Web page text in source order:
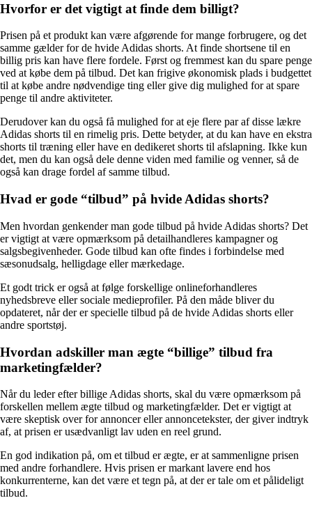
Hvorfor er det vigtigt at finde dem billigt?
Prisen på et produkt kan være afgørende for mange forbrugere, og det
samme gælder for de hvide Adidas shorts. At finde shortsene til en
billig pris kan have flere fordele. Først og fremmest kan du spare penge
ved at købe dem på tilbud. Det kan frigive økonomisk plads i budgettet
til at købe andre nødvendige ting eller give dig mulighed for at spare
penge til andre aktiviteter.
Derudover kan du også få mulighed for at eje flere par af disse lækre
Adidas shorts til en rimelig pris. Dette betyder, at du kan have en ekstra
shorts til træning eller have en dedikeret shorts til afslapning. Ikke kun
det, men du kan også dele denne viden med familie og venner, så de
også kan drage fordel af samme tilbud.
Hvad er gode “tilbud” på hvide Adidas shorts?
Men hvordan genkender man gode tilbud på hvide Adidas shorts? Det
er vigtigt at være opmærksom på detailhandleres kampagner og
salgsbegivenheder. Gode tilbud kan ofte findes i forbindelse med
sæsonudsalg, helligdage eller mærkedage.
Et godt trick er også at følge forskellige onlineforhandleres
nyhedsbreve eller sociale medieprofiler. På den måde bliver du
opdateret, når der er specielle tilbud på de hvide Adidas shorts eller
andre sportstøj.
Hvordan adskiller man ægte “billige” tilbud fra
marketingfælder?
Når du leder efter billige Adidas shorts, skal du være opmærksom på
forskellen mellem ægte tilbud og marketingfælder. Det er vigtigt at
være skeptisk over for annoncer eller annoncetekster, der giver indtryk
af, at prisen er usædvanligt lav uden en reel grund.
En god indikation på, om et tilbud er ægte, er at sammenligne prisen
med andre forhandlere. Hvis prisen er markant lavere end hos
konkurrenterne, kan det være et tegn på, at der er tale om et pålideligt
tilbud.